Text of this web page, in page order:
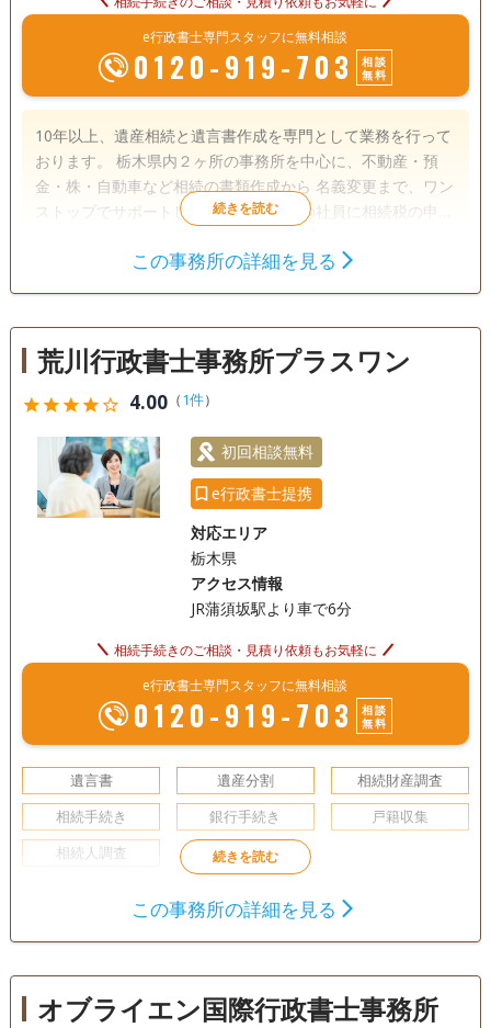
e行政書士専門スタッフに無料相談
0120-919-703
相談
無料
10年以上、遺産相続と遺言書作成を専門として業務を行って
おります。 栃木県内２ヶ所の事務所を中心に、不動産・預
金・株・自動車など相続の書類作成から 名義変更まで、ワン
ストップでサポートします。 また法人の社員に相続税の申告
せ下さい。まずはお気軽にお問い合わせ下さい。
遺産分割
戸籍収集
相続人調査
訪問可 初回相談無料
この事務所の詳細を見る
荒川行政書士事務所プラスワン
starstarstarstarstar_outline 4.00（1件）
初回相談無料
e行政書士提携
対応エリア
栃木県
アクセス情報
JR蒲須坂駅より車で6分
相続手続きのご相談・見積り依頼もお気軽に
e行政書士専門スタッフに無料相談
0120-919-703
相談
無料
遺言書 遺産分割
相続財産調査
相続手続き
銀行手続き
戸籍収集
相続人調査
初回相談無料 事務所面談可
この事務所の詳細を見る
オブライエン国際行政書士事務所